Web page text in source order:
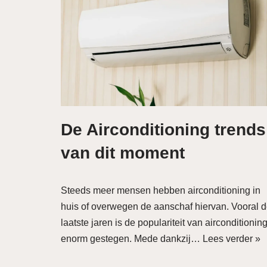
De Airconditioning trends
van dit moment
Steeds meer mensen hebben airconditioning in
huis of overwegen de aanschaf hiervan. Vooral
laatste jaren is de populariteit van airconditioning
enorm gestegen. Mede dankzij… Lees verder »